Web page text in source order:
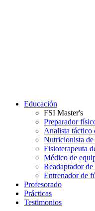
Educación
FSI Master's
Preparador
Analista táctico
Nutricionista
Fisioterapeuta
Médico de
Readaptador
Entrenador de
Profesorado
Prácticas
Testimonios